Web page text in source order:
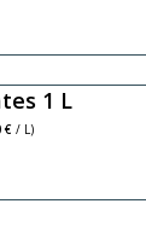
1 L
€ / L)